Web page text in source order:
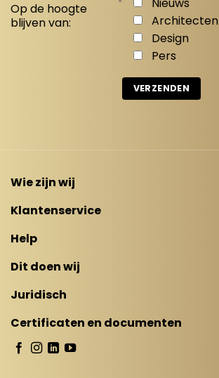
Op de hoogte
blijven van:
Nieuws
Architecten
Design
Pers
Wie zijn wij
Klantenservice
Help
Dit doen wij
Juridisch
Certificaten en documenten